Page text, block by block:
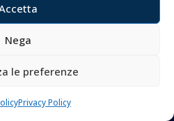
Nega
le preferenze
Privacy Policy
Donnini. All Rights